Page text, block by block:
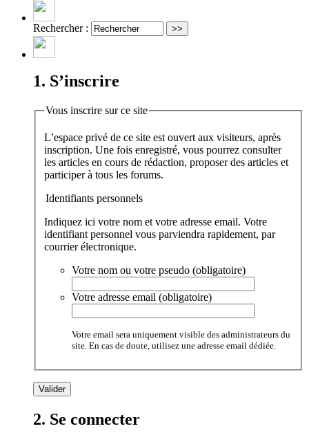
Rechercher :
1. S’inscrire
Vous inscrire sur ce site
L’espace privé de ce site est ouvert aux visiteurs, après
inscription. Une fois enregistré, vous pourrez consulter
les articles en cours de rédaction, proposer des articles et
participer à tous les forums.
Identifiants personnels
Indiquez ici votre nom et votre adresse email. Votre
identifiant personnel vous parviendra rapidement, par
courrier électronique.
Votre nom ou votre pseudo (obligatoire)
Votre adresse email (obligatoire)
Votre email sera uniquement visible des administrateurs du
site. En cas de doute, utilisez une adresse email dédiée.
2. Se connecter